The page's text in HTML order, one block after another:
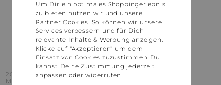
Österreich
Schweiz
France
United States
2016 - 2026 © Stylaholic.
Made for you with love in munich.
Um Dir ein optimales Shoppingerlebnis
zu bieten nutzen wir und unsere
Partner Cookies. So können wir unsere
Services verbessern und für Dich
relevante Inhalte & Werbung anzeigen.
Klicke auf "Akzeptieren" um dem
Einsatz von Cookies zuzustimmen. Du
kannst Deine Zustimmung jederzeit
anpassen oder widerrufen.